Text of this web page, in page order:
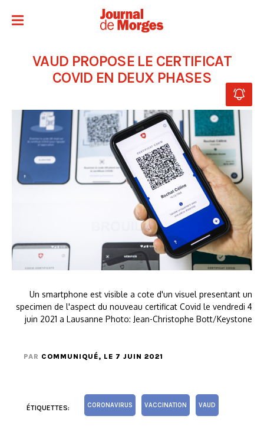
VAUD PROPOSE LE CERTIFICAT
COVID EN DEUX PHASES
Un smartphone est visible a cote d'un visuel presentant un
specimen de l'aspect du nouveau certificat Covid le vendredi 4
juin 2021 a Lausanne Photo: Jean-Christophe Bott/Keystone
PAR COMMUNIQUÉ, LE 7 JUIN 2021
ÉTIQUETTES: CORONAVIRUS VACCINATION VAUD